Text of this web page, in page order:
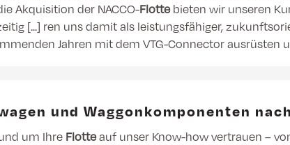
Akquisition der NACCO-Flottebieten wir unseren
[...] ren uns damit als leistungsfähiger,
Jahren mit dem VTG-Connector ausrüsten
und Waggonkomponenten
um Ihre Flotteauf unser Know-how vertrauen –